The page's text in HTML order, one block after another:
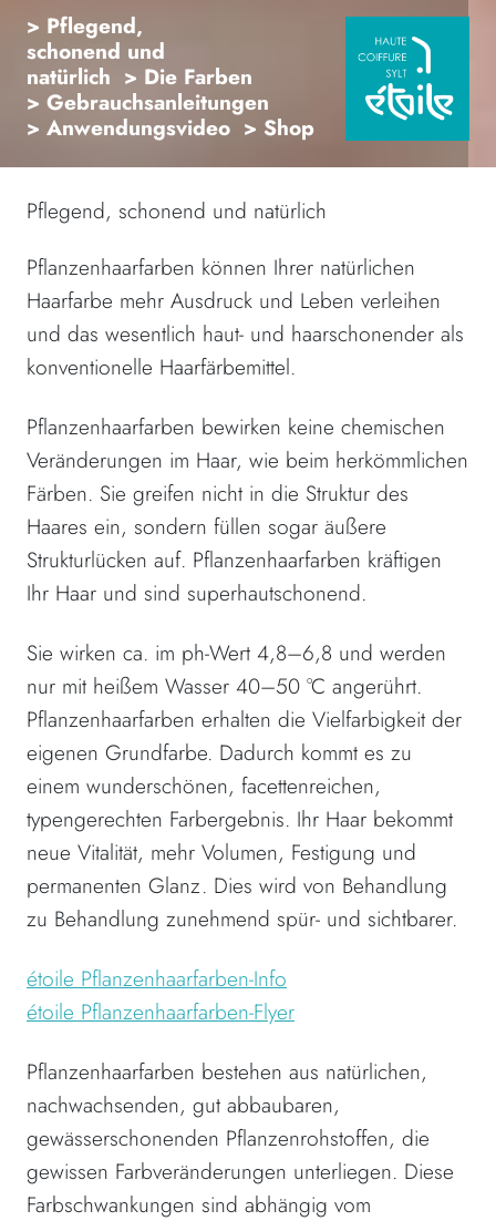
> Pflegend,
schonend und
natürlich > Die Farben
> Gebrauchsanleitungen
> Anwendungsvideo > Shop
Pflegend, schonend und natürlich
Pflanzenhaarfarben können Ihrer natürlichen
Haarfarbe mehr Ausdruck und Leben verleihen
und das wesentlich haut- und haarschonender als
konventionelle Haarfärbemittel.
Pflanzenhaarfarben bewirken keine chemischen
Veränderungen im Haar, wie beim herkömmlichen
Färben. Sie greifen nicht in die Struktur des
Haares ein, sondern füllen sogar äußere
Strukturlücken auf. Pflanzenhaarfarben kräftigen
Ihr Haar und sind superhautschonend.
Sie wirken ca. im ph-Wert 4,8–6,8 und werden
nur mit heißem Wasser 40–50 °C angerührt.
Pflanzenhaarfarben erhalten die Vielfarbigkeit der
eigenen Grundfarbe. Dadurch kommt es zu
einem wunderschönen, facettenreichen,
typengerechten Farbergebnis. Ihr Haar bekommt
neue Vitalität, mehr Volumen, Festigung und
permanenten Glanz. Dies wird von Behandlung
zu Behandlung zunehmend spür- und sichtbarer.
étoile Pflanzenhaarfarben-Info
étoile Pflanzenhaarfarben-Flyer
Pflanzenhaarfarben bestehen aus natürlichen,
nachwachsenden, gut abbaubaren,
gewässerschonenden Pflanzenrohstoffen, die
gewissen Farbveränderungen unterliegen. Diese
Farbschwankungen sind abhängig vom